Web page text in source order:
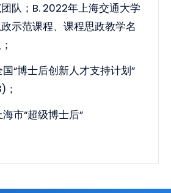
队；B. 2022年上海交通大学
示范课程、课程思政教学名
“博士后创新人才支持计划”
市“超级博士后”